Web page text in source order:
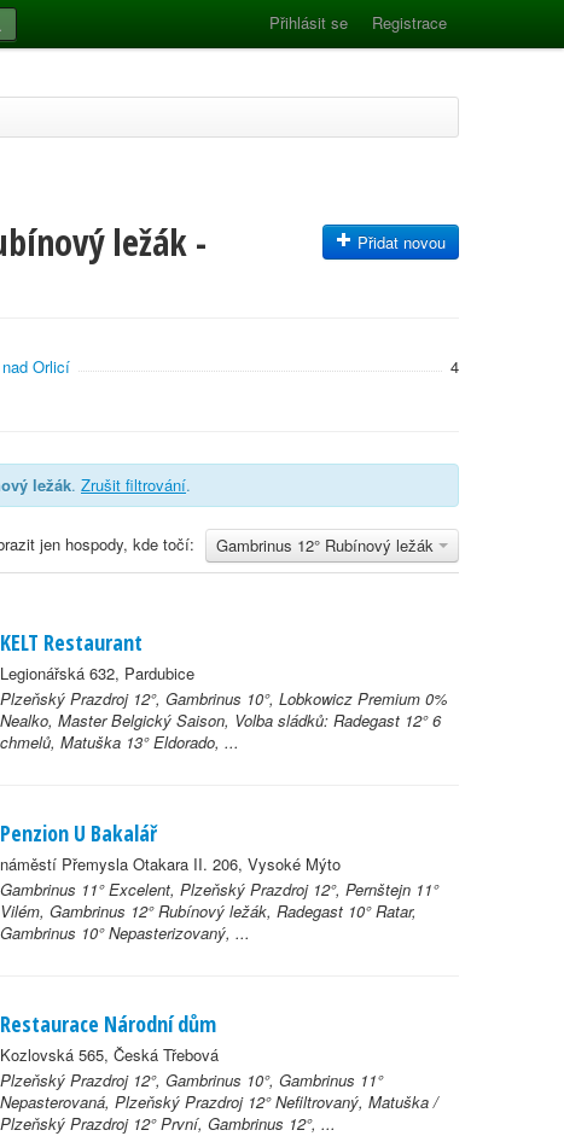
Přihlásit se Registrace
ležák - Přidat novou
Orlicí 4
ležák. Zrušit filtrování.
Gambrinus 12° Rubínový ležák
jen hospody, kde točí:
KELT Restaurant
Legionářská 632, Pardubice
Plzeňský Prazdroj 12°, Gambrinus 10°, Lobkowicz Premium 0%
Nealko, Master Belgický Saison, Volba sládků: Radegast 12° 6
chmelů, Matuška 13° Eldorado, ...
Penzion U Bakalář
náměstí Přemysla Otakara II. 206, Vysoké Mýto
Gambrinus 11° Excelent, Plzeňský Prazdroj 12°, Pernštejn 11°
Vilém, Gambrinus 12° Rubínový ležák, Radegast 10° Ratar,
Gambrinus 10° Nepasterizovaný, ...
Restaurace Národní dům
Kozlovská 565, Česká Třebová
Plzeňský Prazdroj 12°, Gambrinus 10°, Gambrinus 11°
Nepasterovaná, Plzeňský Prazdroj 12° Nefiltrovaný, Matuška /
Plzeňský Prazdroj 12° První, Gambrinus 12°, ...